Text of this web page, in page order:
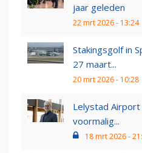
jaar geleden
22 mrt 2026 - 13:24
Stakingsgolf in
27 maart...
20 mrt 2026 - 10:28
Lelystad
voormalig...
18 mrt 2026 -